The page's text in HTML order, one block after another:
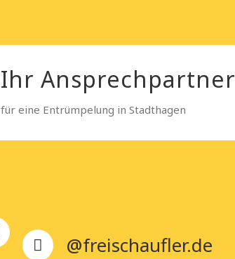
Ihr Ansprechpartner
für eine Entrümpelung in Stadthagen
@freischaufler.de